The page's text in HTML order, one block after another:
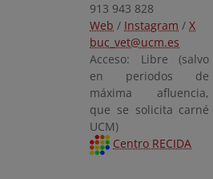
913 943 828
Web / Instagram / X
buc_vet@ucm.es
Acceso: Libre (salvo
en periodos de
máxima afluencia,
que se solicita carné
UCM)
Centro RECIDA